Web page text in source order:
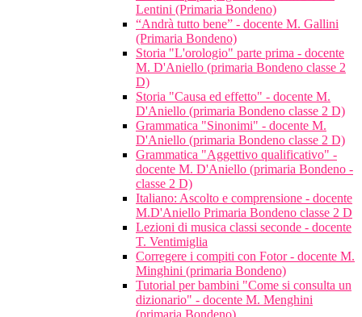
Lentini (Primaria Bondeno)
“Andrà tutto bene” - docente M. Gallini
(Primaria Bondeno)
Storia "L'orologio" parte prima - docente
M. D'Aniello (primaria Bondeno classe 2
D)
Storia "Causa ed effetto" - docente M.
D'Aniello (primaria Bondeno classe 2 D)
Grammatica "Sinonimi" - docente M.
D'Aniello (primaria Bondeno classe 2 D)
Grammatica "Aggettivo qualificativo" -
docente M. D'Aniello (primaria Bondeno -
classe 2 D)
Italiano: Ascolto e comprensione - docente
M.D'Aniello Primaria Bondeno classe 2 D
Lezioni di musica classi seconde - docente
T. Ventimiglia
Corregere i compiti con Fotor - docente M.
Minghini (primaria Bondeno)
Tutorial per bambini "Come si consulta un
dizionario" - docente M. Menghini